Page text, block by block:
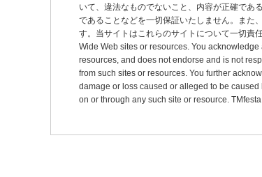
いて、違法なものでないこと、内容が正確であ
であることなどを一切保証いたしません。また
す。当サイトはこれらのサイトについて一切責
Wide Web sites or resources. You
resources, and does not endorse and is not
from such sites or resources. You further
damage or loss caused or alleged to be
on or through any such site or resource. TMfesta